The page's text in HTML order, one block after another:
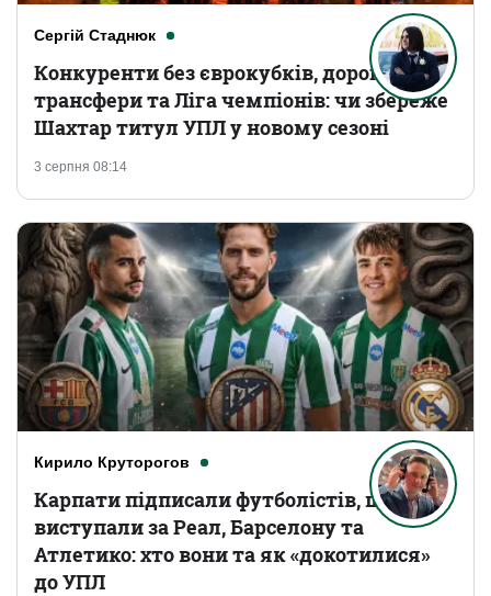
Сергій Стаднюк
3 серпня 08:14
Конкуренти без єврокубків, дорогі
трансфери та Ліга чемпіонів: чи збереже
Шахтар титул УПЛ у новому сезоні
Кирило Круторогов
Карпати підписали футболістів, що
виступали за Реал, Барселону та
Атлетико: хто вони та як «докотилися»
до УПЛ